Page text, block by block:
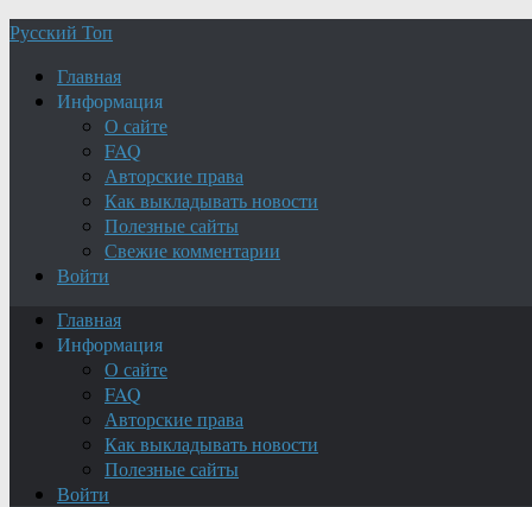
Русский Топ
Главная
Информация
О сайте
FAQ
Авторские права
Как выкладывать новости
Полезные сайты
Свежие комментарии
Войти
Главная
Информация
О сайте
FAQ
Авторские права
Как выкладывать новости
Полезные сайты
Войти